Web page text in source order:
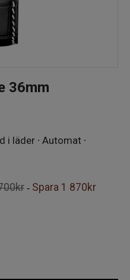
36mm
i läder ∙ Automat ∙
- Spara 1 870kr